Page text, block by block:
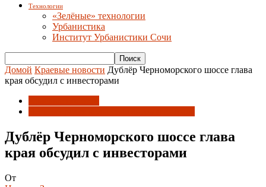
Технологии
«Зелёные» технологии
Урбанистика
Институт Урбанистики Сочи
Домой Краевые новости Дублёр Черноморского шоссе глава
края обсудил с инвесторами
Дублёр Черноморского шоссе глава
края обсудил с инвесторами
От